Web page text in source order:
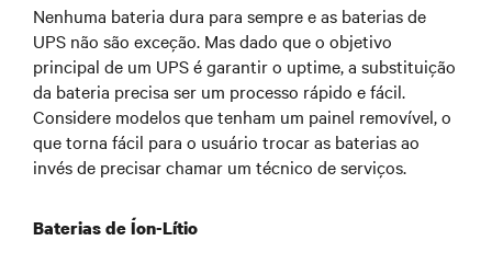
Nenhuma bateria dura para sempre e as baterias de
UPS não são exceção. Mas dado que o objetivo
principal de um UPS é garantir o uptime, a substituição
da bateria precisa ser um processo rápido e fácil.
Considere modelos que tenham um painel removível, o
que torna fácil para o usuário trocar as baterias ao
invés de precisar chamar um técnico de serviços.
Baterias de Íon-Lítio